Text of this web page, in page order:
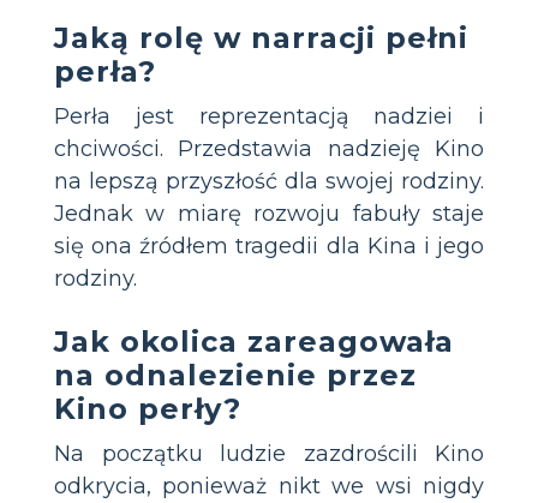
Jaką rolę w narracji pełni
perła?
Perła jest reprezentacją nadziei i
chciwości. Przedstawia nadzieję Kino
na lepszą przyszłość dla swojej rodziny.
Jednak w miarę rozwoju fabuły staje
się ona źródłem tragedii dla Kina i jego
rodziny.
Jak okolica zareagowała
na odnalezienie przez
Kino perły?
Na początku ludzie zazdrościli Kino
odkrycia, ponieważ nikt we wsi nigdy